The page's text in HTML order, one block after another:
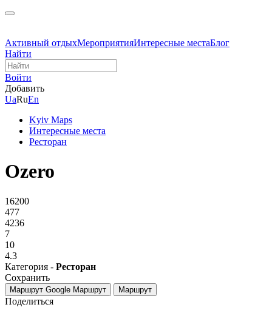
Активный отдыхМероприятияИнтересные местаБлог
Найти
Войти
Добавить
UaRuEn
Kyiv Maps
Интересные места
Ресторан
Ozero
16200
477
4236
7
10
4.3
Категория - Ресторан
Сохранить
Маршрут Google Маршрут Маршрут
Поделиться